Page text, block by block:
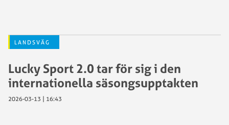
LANDSVÄG
Lucky Sport 2.0 tar för sig i den
internationella säsongsupptakten
2026-03-13 | 16:43